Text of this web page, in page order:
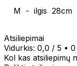
M - ilgis 28cm
Atsiliepimai
Vidurkis: 0,0 / 5 • 0
Kol kas atsiliepimų